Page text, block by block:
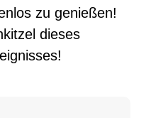
zu genießen!
dieses